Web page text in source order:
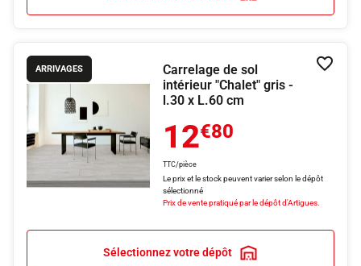
ARRIVAGES
Carrelage de sol
intérieur "Chalet" gris -
l.30 x L.60 cm
12€80
TTC/pièce
Le prix et le stock peuvent varier selon le dépôt
sélectionné
Prix de vente pratiqué par le dépôt d'Artigues.
Sélectionnez votre dépôt